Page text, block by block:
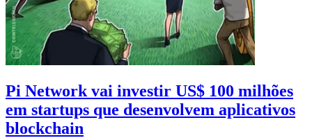
Pi Network vai investir US$ 100 milhões
em startups que desenvolvem aplicativos
blockchain